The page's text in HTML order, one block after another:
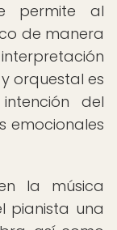
permite al
de manera
orquestal es
del
emocionales
la música
pianista una